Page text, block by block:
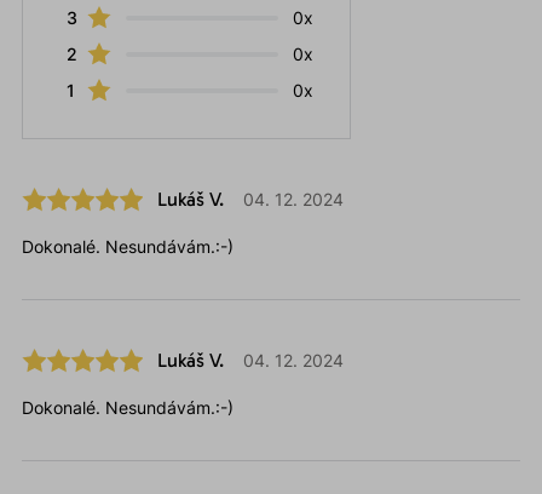
3
0x
2
0x
1
0x
Lukáš V. 04. 12. 2024
Dokonalé. Nesundávám.:-)
Lukáš V. 04. 12. 2024
Dokonalé. Nesundávám.:-)